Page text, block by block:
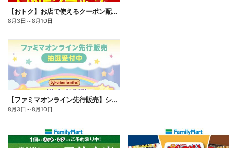
【おトク】お店で使えるクーポン配信中
8月3日 ～8月10日
【ファミマオンライン先行販売】シルバニアファミリー
8月3日 ～8月10日